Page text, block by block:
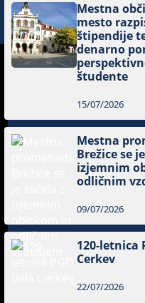
Mestna
mesto
štipendije
denarno
študente
15/07/2026
Mestna
Brežice se
izjemnim
odličnim
09/07/2026
120-letnica
Cerkev
22/07/2026